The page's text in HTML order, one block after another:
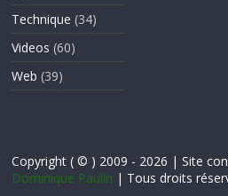
Technique (34)
Videos (60)
Web (39)
Copyright ( © ) 2009 - 2026 | Site
Dominique Paulin | Tous droits